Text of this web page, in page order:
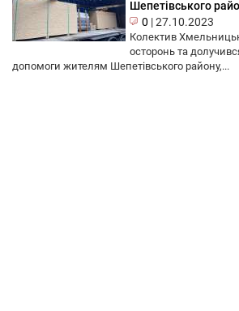
Шепетівського
0 |27.10.2023
Колектив
осторонь та
допомоги жителям Шепетівського району,...